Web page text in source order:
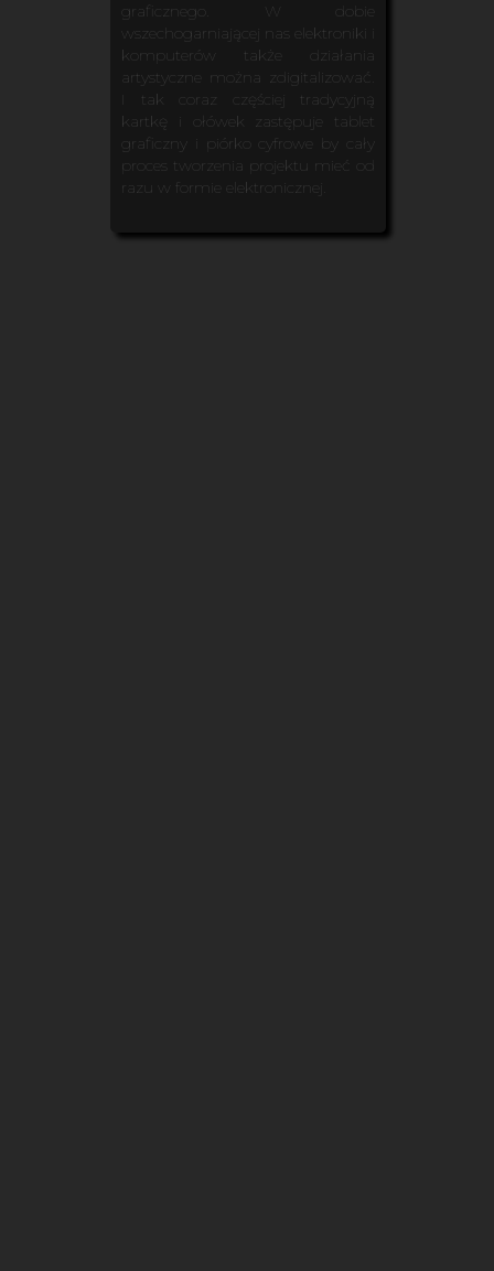
graficznego. W dobie
wszechogarniającej nas elektroniki i
komputerów także działania
artystyczne można zdigitalizować.
I tak coraz częściej tradycyjną
kartkę i ołówek zastępuje tablet
graficzny i piórko cyfrowe by cały
proces tworzenia projektu mieć od
razu w formie elektronicznej.